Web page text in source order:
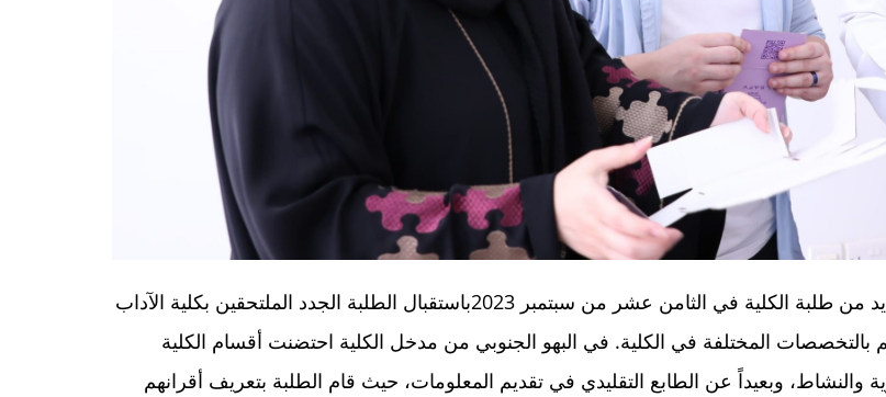
في تظاهرة هي الثانية من نوعها على مستوى الكلية قام العديد من طلبة الكلية في الثامن عشر من سبتمبر 2023باستقبال الطلبة الجدد الملتحقين بكلية الآداب
بالتخصصات المختلفة في الكلية. في البهو الجنوبي من مدخل الكلية احتضنت أقسام الكلية
والنشاط، وبعيداً عن الطابع التقليدي في تقديم المعلومات، حيث قام الطلبة بتعريف أقرانهم